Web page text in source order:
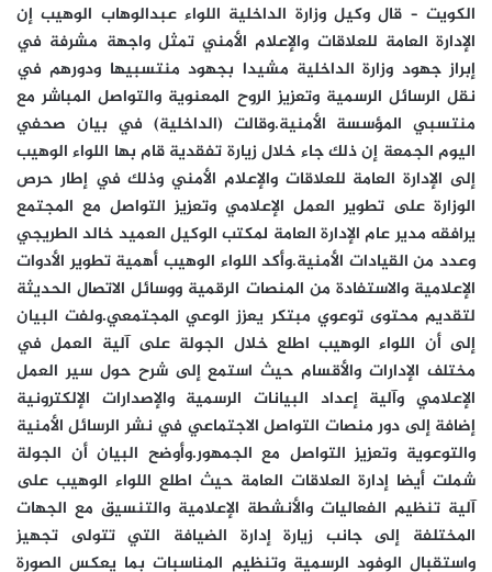
الكويت – قال وكيل وزارة الداخلية اللواء عبدالوهاب الوهيب إن
الإدارة العامة للعلاقات والإعلام الأمني تمثل واجهة مشرفة في
إبراز جهود وزارة الداخلية مشيدا بجهود منتسبيها ودورهم في
نقل الرسائل الرسمية وتعزيز الروح المعنوية والتواصل المباشر مع
منتسبي المؤسسة الأمنية.وقالت (الداخلية) في بيان صحفي
اليوم الجمعة إن ذلك جاء خلال زيارة تفقدية قام بها اللواء الوهيب
إلى الإدارة العامة للعلاقات والإعلام الأمني وذلك في إطار حرص
الوزارة على تطوير العمل الإعلامي وتعزيز التواصل مع المجتمع
يرافقه مدير عام الإدارة العامة لمكتب الوكيل العميد خالد الطريجي
وعدد من القيادات الأمنية.وأكد اللواء الوهيب أهمية تطوير الأدوات
الإعلامية والاستفادة من المنصات الرقمية ووسائل الاتصال الحديثة
لتقديم محتوى توعوي مبتكر يعزز الوعي المجتمعي.ولفت البيان
إلى أن اللواء الوهيب اطلع خلال الجولة على آلية العمل في
مختلف الإدارات والأقسام حيث استمع إلى شرح حول سير العمل
الإعلامي وآلية إعداد البيانات الرسمية والإصدارات الإلكترونية
إضافة إلى دور منصات التواصل الاجتماعي في نشر الرسائل الأمنية
والتوعوية وتعزيز التواصل مع الجمهور.وأوضح البيان أن الجولة
شملت أيضا إدارة العلاقات العامة حيث اطلع اللواء الوهيب على
آلية تنظيم الفعاليات والأنشطة الإعلامية والتنسيق مع الجهات
المختلفة إلى جانب زيارة إدارة الضيافة التي تتولى تجهيز
واستقبال الوفود الرسمية وتنظيم المناسبات بما يعكس الصورة